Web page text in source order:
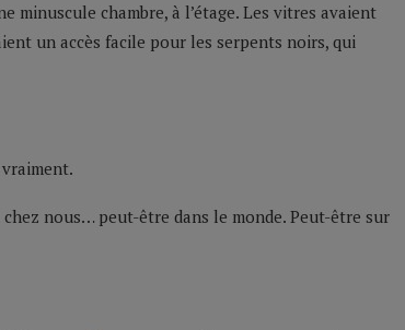
chambre, à l’étage. Les vitres avaient
un accès facile pour les serpents noirs, qui
nous… peut-être dans le monde. Peut-être sur